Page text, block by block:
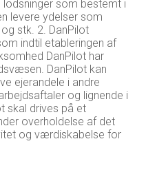
som bestemt i
levere ydelser som
stk. 2. DanPilot
indtil etableringen af
DanPilot har
DanPilot kan
ejerandele i andre
og lignende i
skal drives på et
overholdelse af det
og værdiskabelse for